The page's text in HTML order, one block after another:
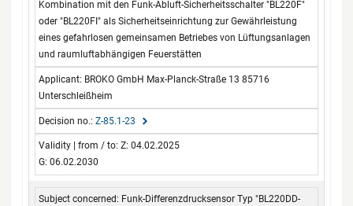
Kombination mit den Funk-Abluft-Sicherheitsschalter "BL220F"
oder "BL220FI" als Sicherheitseinrichtung zur Gewährleistung
eines gefahrlosen gemeinsamen Betriebes von Lüftungsanlagen
und raumluftabhängigen Feuerstätten
BROKO GmbH Max-Planck-Straße 13 85716
Unterschleißheim
Z-85.1-23
Z: 04.02.2025
G: 06.02.2030
Funk-Differenzdrucksensor Typ "BL220DD-